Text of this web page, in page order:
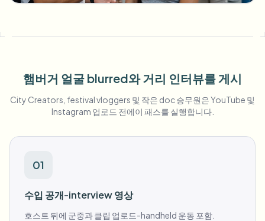
여러 동영상을 한 번에 처리
대량 얼굴 블러
API & SDK
업로드, 작업 및 웹훅 자동화
비디오 인텔리전스
대량 배경 제거
햄버거 얼굴 blurred와 거리 인터뷰를 게시
City Creators, festival vloggers 및 작은 doc 승무원은 YouTube 및
Instagram 업로드 전에이 패스를 실행합니다.
01
수입 공개-interview 영상
호스트 뒤에 군중과 클립 업로드-handheld 운동 포함.